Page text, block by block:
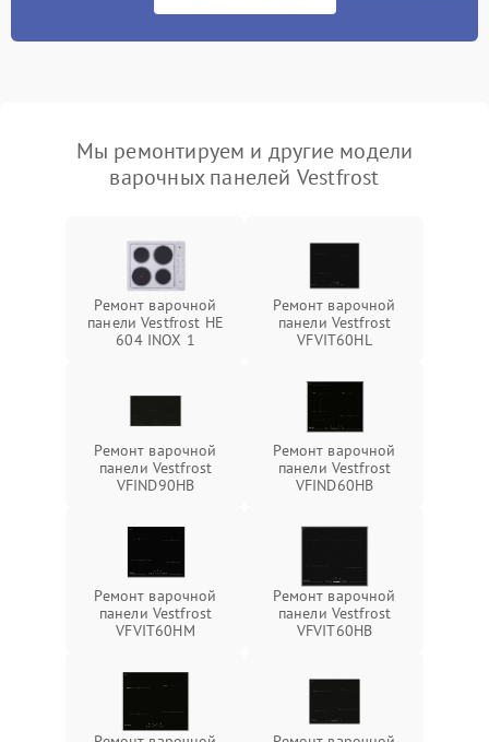
Мы ремонтируем и другие модели
варочных панелей Vestfrost
Ремонт варочной
панели Vestfrost HE
604 INOX 1
Ремонт варочной
панели Vestfrost
VFVIT60HL
Ремонт варочной
панели Vestfrost
VFIND90HB
Ремонт варочной
панели Vestfrost
VFIND60HB
Ремонт варочной
панели Vestfrost
VFVIT60HM
Ремонт варочной
панели Vestfrost
VFVIT60HB